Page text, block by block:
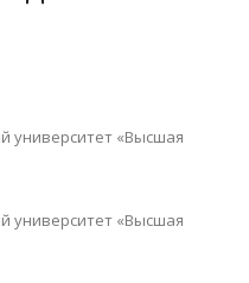
университет «Высшая
университет «Высшая